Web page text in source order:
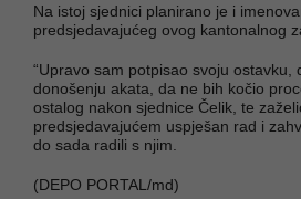
Na istoj sjednici planirano je i
predsjedavajućeg ovog kantonalnog
“Upravo sam potpisao svoju ostavku,
donošenju akata, da ne bih kočio
ostalog nakon sjednice Čelik, te
predsjedavajućem uspješan rad i
do sada radili s njim.
(DEPO PORTAL/md)